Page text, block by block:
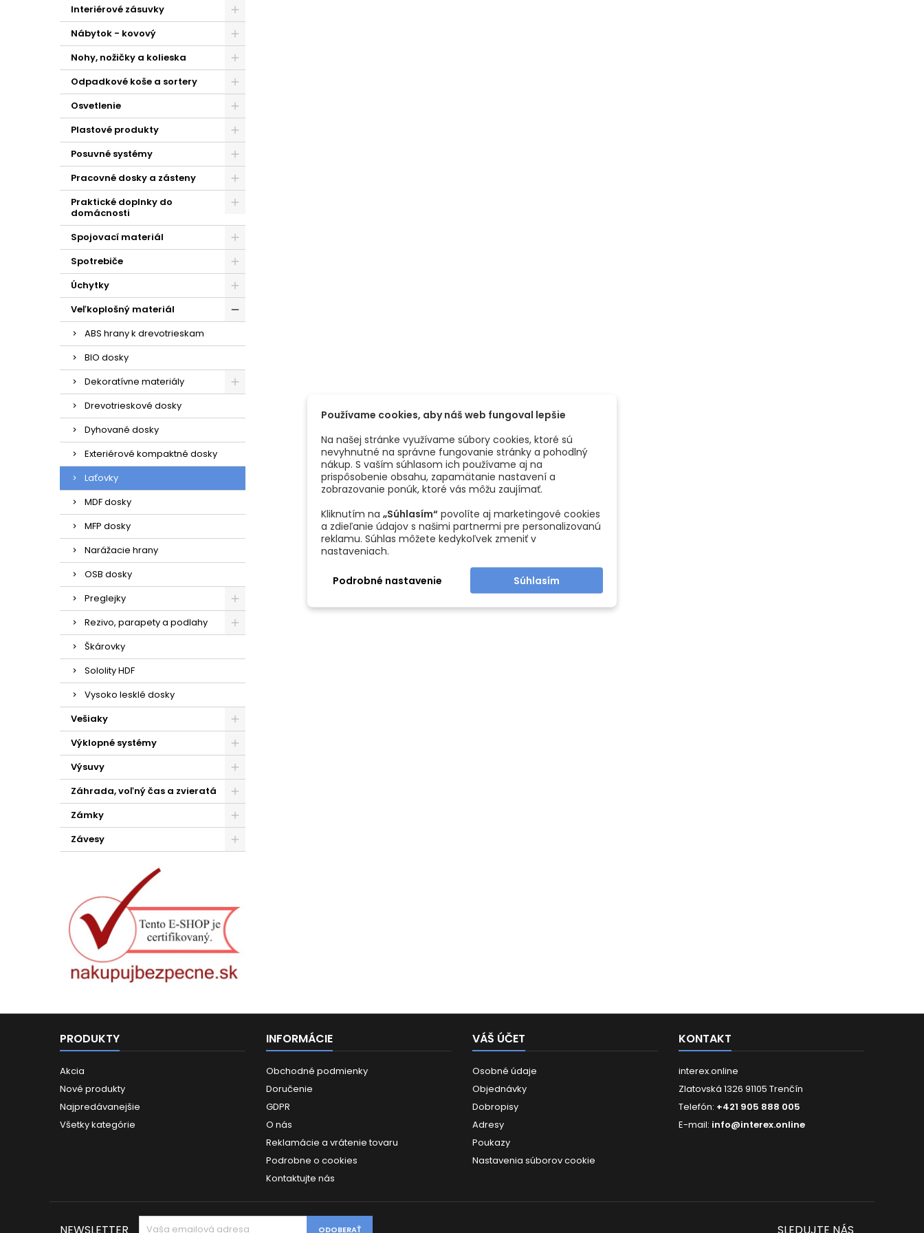
Interiérové zásuvky
Nábytok - kovový
Nohy, nožičky a kolieska
Odpadkové koše a sortery
Osvetlenie
Plastové produkty
Posuvné systémy
Pracovné dosky a zásteny
Praktické doplnky do
domácnosti
Spojovací materiál
Spotrebiče
Úchytky
Veľkoplošný materiál
ABS hrany k drevotrieskam
BIO dosky
Dekoratívne materiály
Drevotrieskové dosky
Dyhované dosky
Exteriérové kompaktné dosky
Laťovky
MDF dosky
MFP dosky
Narážacie hrany
OSB dosky
Preglejky
Rezivo, parapety a podlahy
Škárovky
Sololity HDF
Vysoko lesklé dosky
Vešiaky
Výklopné systémy
Výsuvy
Záhrada, voľný čas a zvieratá
Zámky
Závesy
PRODUKTY
Akcia
Nové produkty
Najpredávanejšie
Všetky kategórie
INFORMÁCIE
Obchodné podmienky
Doručenie
GDPR
O nás
Reklamácie a vrátenie tovaru
Podrobne o cookies
Kontaktujte nás
VÁŠ ÚČET
Osobné údaje
Objednávky
Dobropisy
Adresy
Poukazy
Nastavenia súborov cookie
KONTAKT
interex.online
Zlatovská 1326 91105 Trenčín
Telefón: +421 905 888 005
E-mail: info@interex.online
Používame cookies, aby náš web fungoval lepšie
Na našej stránke využívame súbory cookies, ktoré sú
nevyhnutné na správne fungovanie stránky a pohodlný
nákup. S vaším súhlasom ich používame aj na
prispôsobenie obsahu, zapamätanie nastavení a
zobrazovanie ponúk, ktoré vás môžu zaujímať.
Kliknutím na „Súhlasím“ povolíte aj marketingové cookies
a zdieľanie údajov s našimi partnermi pre personalizovanú
reklamu. Súhlas môžete kedykoľvek zmeniť v
nastaveniach.
Podrobné nastavenie Súhlasím